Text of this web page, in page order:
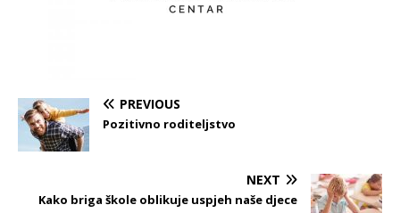
PREVIOUS
Pozitivno roditeljstvo
NEXT
Kako briga škole oblikuje uspjeh naše djece